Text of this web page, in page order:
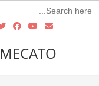
Search
for:
MECATO - ميكاتو